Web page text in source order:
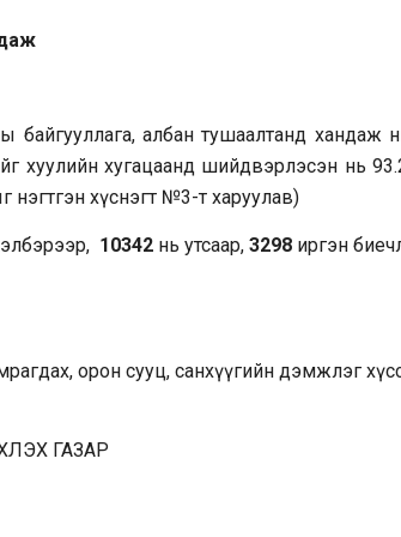
байгууллага, албан тушаалтанд хандаж
хуулийн хугацаанд шийдвэрлэсэн нь
нэгтгэн хүснэгт №3-т харуулав)
10342 нь утсаар, 3298 иргэн
орон сууц, санхүүгийн дэмжлэг
ГАЗАР